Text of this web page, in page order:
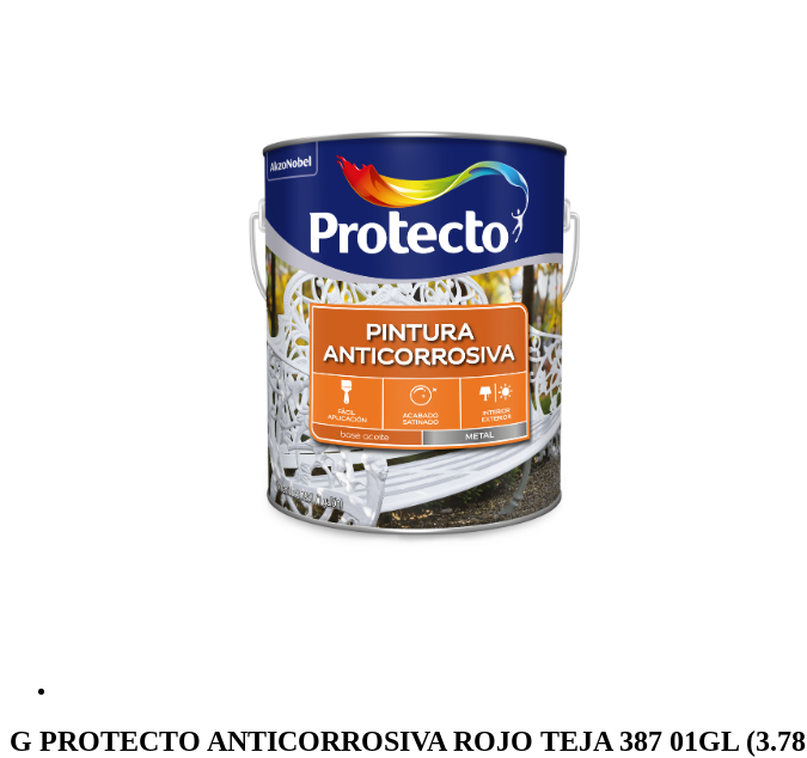
G PROTECTO ANTICORROSIVA ROJO TEJA 387 01GL (3.78